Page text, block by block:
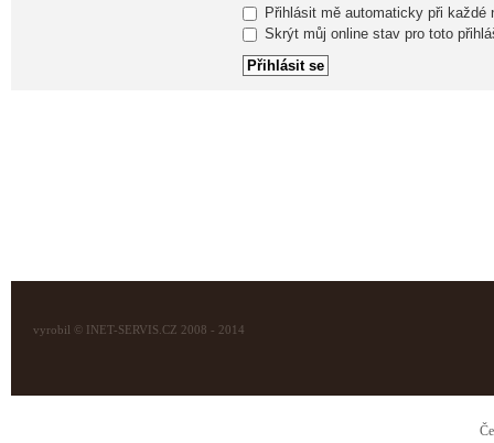
Přihlásit mě automaticky při každé
Skrýt můj online stav pro toto
vyrobil © INET-SERVIS.CZ 2008 - 2014